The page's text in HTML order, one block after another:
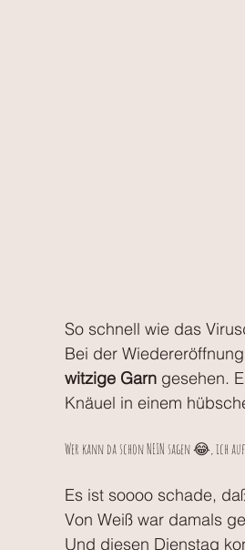
So schnell wie das
Bei der
witzige Garn gesehen.
Knäuel in einem
Wer kann da schon NEIN sagen 😂, ich
Es ist soooo schade,
Von Weiß war damals
Und diesen Dienstag